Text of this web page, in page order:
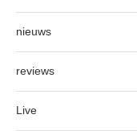
nieuws
reviews
Live